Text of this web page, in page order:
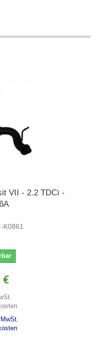
VII - 2.2 TDCi -
K0861
€